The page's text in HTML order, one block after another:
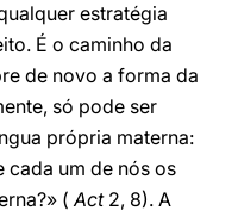
estratégia
É o caminho da
de novo a forma da
só pode ser
própria materna:
cada um de nós os
(Act2, 8). A